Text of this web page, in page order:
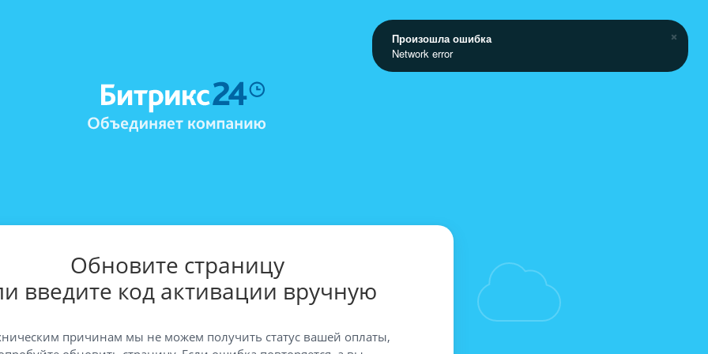
Обновите страницу
введите код активации вручную
причинам мы не можем получить статус вашей оплаты,
Произошла ошибка
Network error